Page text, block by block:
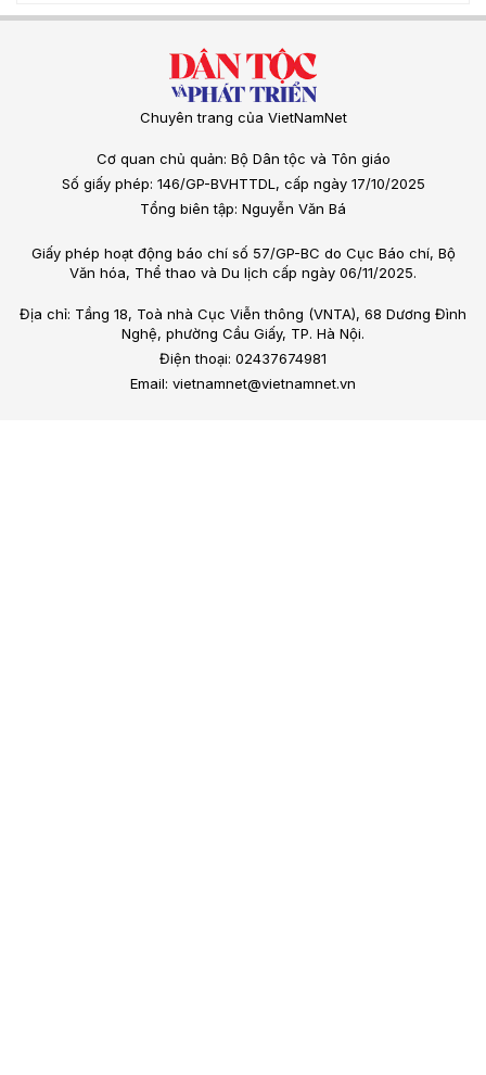
Chuyên trang của VietNamNet
Cơ quan chủ quản: Bộ Dân tộc và Tôn giáo
Số giấy phép: 146/GP-BVHTTDL, cấp ngày 17/10/2025
Tổng biên tập: Nguyễn Văn Bá
Giấy phép hoạt động báo chí số 57/GP-BC do Cục Báo chí, Bộ
Văn hóa, Thể thao và Du lịch cấp ngày 06/11/2025.
Địa chỉ: Tầng 18, Toà nhà Cục Viễn thông (VNTA), 68 Dương Đình
Nghệ, phường Cầu Giấy, TP. Hà Nội.
Điện thoại: 02437674981
Email: vietnamnet@vietnamnet.vn